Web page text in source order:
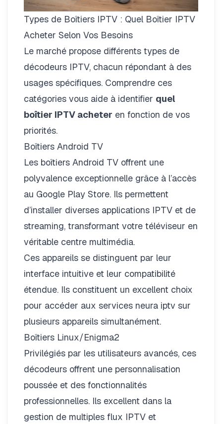
Types de Boîtiers IPTV : Quel Boîtier IPTV
Acheter Selon Vos Besoins
Le marché propose différents types de
décodeurs IPTV, chacun répondant à des
usages spécifiques. Comprendre ces
catégories vous aide à identifier quel
boîtier IPTV acheter en fonction de vos
priorités.
Boîtiers Android TV
Les boîtiers Android TV offrent une
polyvalence exceptionnelle grâce à l’accès
au Google Play Store. Ils permettent
d’installer diverses applications IPTV et de
streaming, transformant votre téléviseur en
véritable centre multimédia.
Ces appareils se distinguent par leur
interface intuitive et leur compatibilité
étendue. Ils constituent un excellent choix
pour accéder aux services neura iptv sur
plusieurs appareils simultanément.
Boîtiers Linux/Enigma2
Privilégiés par les utilisateurs avancés, ces
décodeurs offrent une personnalisation
poussée et des fonctionnalités
professionnelles. Ils excellent dans la
gestion de multiples flux IPTV et